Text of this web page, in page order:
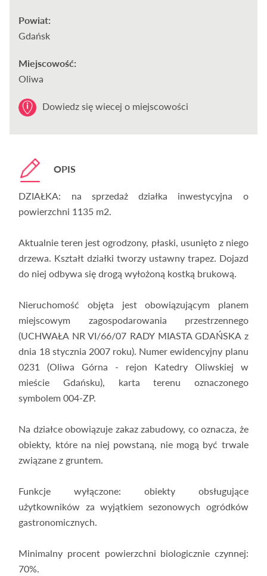
Powiat:
Gdańsk
Miejscowość:
Oliwa
Dowiedz się wiecej o miejscowości
OPIS
DZIAŁKA: na sprzedaż działka inwestycyjna o
powierzchni 1135 m2.
Aktualnie teren jest ogrodzony, płaski, usunięto z niego
drzewa. Kształt działki tworzy ustawny trapez. Dojazd
do niej odbywa się drogą wyłożoną kostką brukową.
Nieruchomość objęta jest obowiązującym planem
miejscowym zagospodarowania przestrzennego
(UCHWAŁA NR VI/66/07 RADY MIASTA GDAŃSKA z
dnia 18 stycznia 2007 roku). Numer ewidencyjny planu
0231 (Oliwa Górna - rejon Katedry Oliwskiej w
mieście Gdańsku), karta terenu oznaczonego
symbolem 004-ZP.
Na działce obowiązuje zakaz zabudowy, co oznacza, że
obiekty, które na niej powstaną, nie mogą być trwale
związane z gruntem.
Funkcje wyłączone: obiekty obsługujące
użytkowników za wyjątkiem sezonowych ogródków
gastronomicznych.
Minimalny procent powierzchni biologicznie czynnej:
70%.